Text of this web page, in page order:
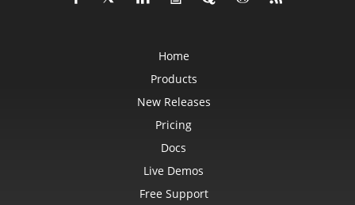
Home
Products
New Releases
Pricing
Docs
Live Demos
Free Support